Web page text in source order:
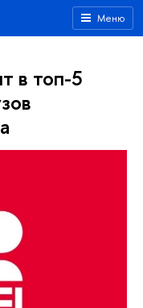
Меню
в топ-5